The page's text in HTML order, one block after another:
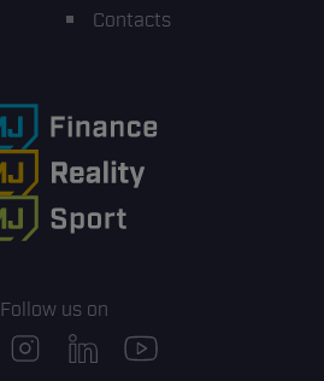
Contacts
Follow us on
facebookinstagramlinkedin